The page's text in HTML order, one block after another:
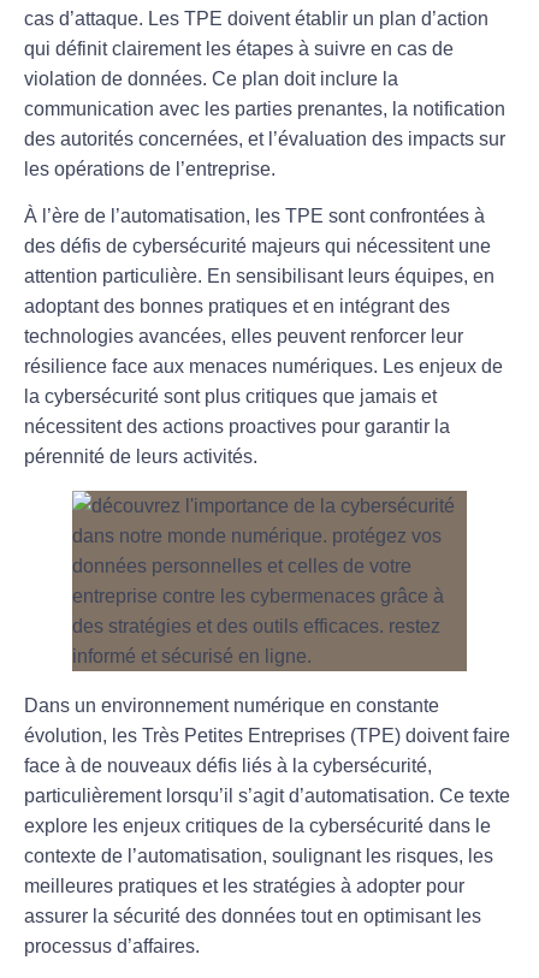
cas d’attaque. Les TPE doivent établir un plan d’action
qui définit clairement les étapes à suivre en cas de
violation de données. Ce plan doit inclure la
communication avec les parties prenantes, la notification
des autorités concernées, et l’évaluation des impacts sur
les opérations de l’entreprise.
À l’ère de l’automatisation, les TPE sont confrontées à
des défis de cybersécurité majeurs qui nécessitent une
attention particulière. En sensibilisant leurs équipes, en
adoptant des bonnes pratiques et en intégrant des
technologies avancées, elles peuvent renforcer leur
résilience face aux menaces numériques. Les enjeux de
la cybersécurité sont plus critiques que jamais et
nécessitent des actions proactives pour garantir la
pérennité de leurs activités.
Dans un environnement numérique en constante
évolution, les Très Petites Entreprises (TPE) doivent faire
face à de nouveaux défis liés à la cybersécurité,
particulièrement lorsqu’il s’agit d’automatisation. Ce texte
explore les enjeux critiques de la cybersécurité dans le
contexte de l’automatisation, soulignant les risques, les
meilleures pratiques et les stratégies à adopter pour
assurer la sécurité des données tout en optimisant les
processus d’affaires.